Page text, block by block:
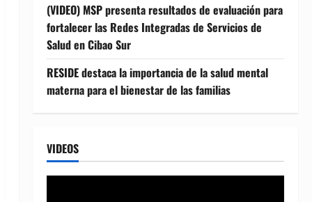
(VIDEO) MSP presenta resultados de evaluación para
fortalecer las Redes Integradas de Servicios de
Salud en Cibao Sur
RESIDE destaca la importancia de la salud mental
materna para el bienestar de las familias
VIDEOS